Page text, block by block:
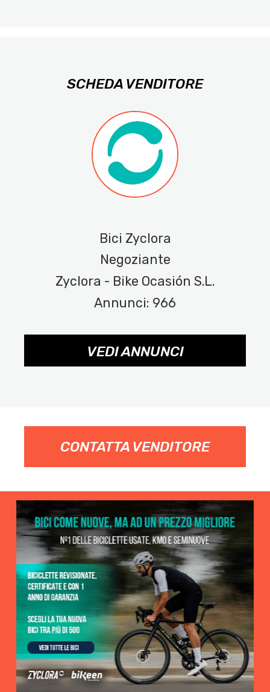
SCHEDA VENDITORE
Bici Zyclora
Negoziante
Zyclora - Bike Ocasión S.L.
Annunci: 966
VEDI ANNUNCI
CONTATTA VENDITORE